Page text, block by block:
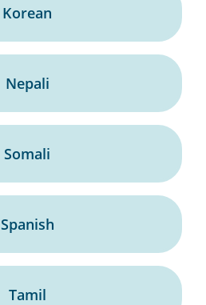
Korean
Nepali
Somali
Spanish
Tamil